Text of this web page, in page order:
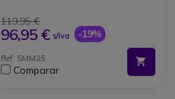
Altavoz HD.
Audio HD.
Autonomía: 75 h en espera.
119,95 €
96,95 € s/Iva -19%
Ref: SMM25
Comparar